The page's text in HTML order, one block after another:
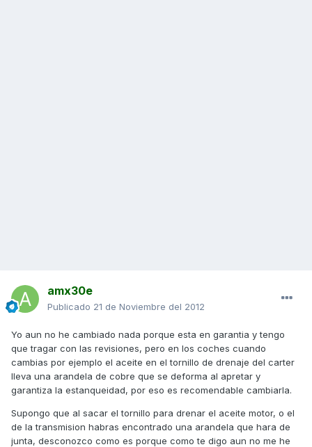
amx30e
Publicado 21 de Noviembre del 2012
Yo aun no he cambiado nada porque esta en garantia y tengo
que tragar con las revisiones, pero en los coches cuando
cambias por ejemplo el aceite en el tornillo de drenaje del carter
lleva una arandela de cobre que se deforma al apretar y
garantiza la estanqueidad, por eso es recomendable cambiarla.
Supongo que al sacar el tornillo para drenar el aceite motor, o el
de la transmision habras encontrado una arandela que hara de
junta, desconozco como es porque como te digo aun no me he